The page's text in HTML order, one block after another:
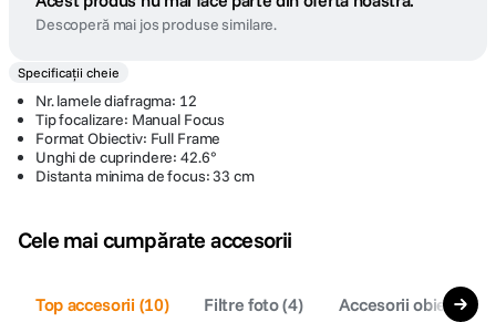
Descoperă mai jos produse similare.
Specificații cheie
Nr. lamele diafragma: 12
Tip focalizare: Manual Focus
Format Obiectiv: Full Frame
Unghi de cuprindere: 42.6°
Distanta minima de focus: 33 cm
Cele mai cumpărate accesorii
Top accesorii (10) Filtre foto(4) Accesorii obiective